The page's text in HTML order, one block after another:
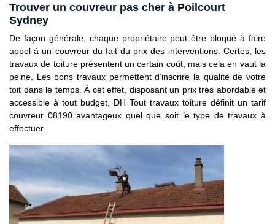
Trouver un couvreur pas cher à Poilcourt
Sydney
De façon générale, chaque propriétaire peut être bloqué à faire
appel à un couvreur du fait du prix des interventions. Certes, les
travaux de toiture présentent un certain coût, mais cela en vaut la
peine. Les bons travaux permettent d’inscrire la qualité de votre
toit dans le temps. À cet effet, disposant un prix très abordable et
accessible à tout budget, DH Tout travaux toiture définit un tarif
couvreur 08190 avantageux quel que soit le type de travaux à
effectuer.